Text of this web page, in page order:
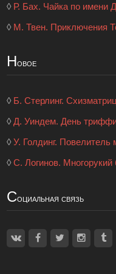
◊ Р. Бах. Чайка по имени
◊ М. Твен. Приключения
Новое
◊ Б. Стерлинг.
◊Д. Уиндем. День
◊У. Голдинг. Повелитель
◊С. Логинов. Многорукий
Социальная связь